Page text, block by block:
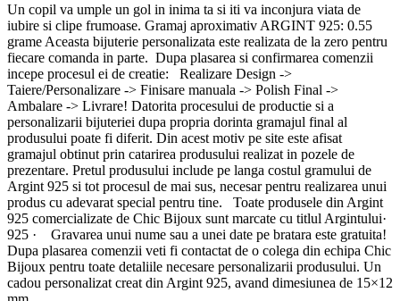
Un copil va umple un gol in inima ta si iti va inconjura viata de
iubire si clipe frumoase. Gramaj aproximativ ARGINT 925: 0.55
grame Aceasta bijuterie personalizata este realizata de la zero pentru
fiecare comanda in parte. Dupa plasarea si confirmarea comenzii
incepe procesul ei de creatie: Realizare Design ->
Taiere/Personalizare -> Finisare manuala -> Polish Final ->
Ambalare -> Livrare! Datorita procesului de productie si a
personalizarii bijuteriei dupa propria dorinta gramajul final al
produsului poate fi diferit. Din acest motiv pe site este afisat
gramajul obtinut prin catarirea produsului realizat in pozele de
prezentare. Pretul produsului include pe langa costul gramului de
Argint 925 si tot procesul de mai sus, necesar pentru realizarea unui
produs cu adevarat special pentru tine. Toate produsele din Argint
925 comercializate de Chic Bijoux sunt marcate cu titlul Argintului·
925 · Gravarea unui nume sau a unei date pe bratara este gratuita!
Dupa plasarea comenzii veti fi contactat de o colega din echipa Chic
Bijoux pentru toate detaliile necesare personalizarii produsului. Un
cadou personalizat creat din Argint 925, avand dimesiunea de 15×12